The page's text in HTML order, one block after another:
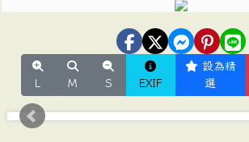
M S EXIF
設為精
選